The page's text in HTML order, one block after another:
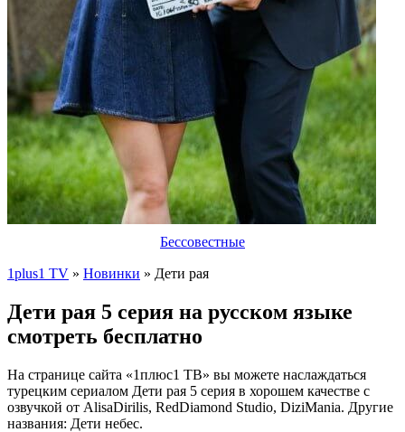
Бессовестные
1plus1 TV » Новинки » Дети рая
Дети рая 5 серия на русском языке
смотреть бесплатно
На странице сайта «1плюс1 ТВ» вы можете наслаждаться
турецким сериалом Дети рая 5 серия в хорошем качестве с
озвучкой от AlisaDirilis, RedDiamond Studio, DiziMania. Другие
названия: Дети небес.